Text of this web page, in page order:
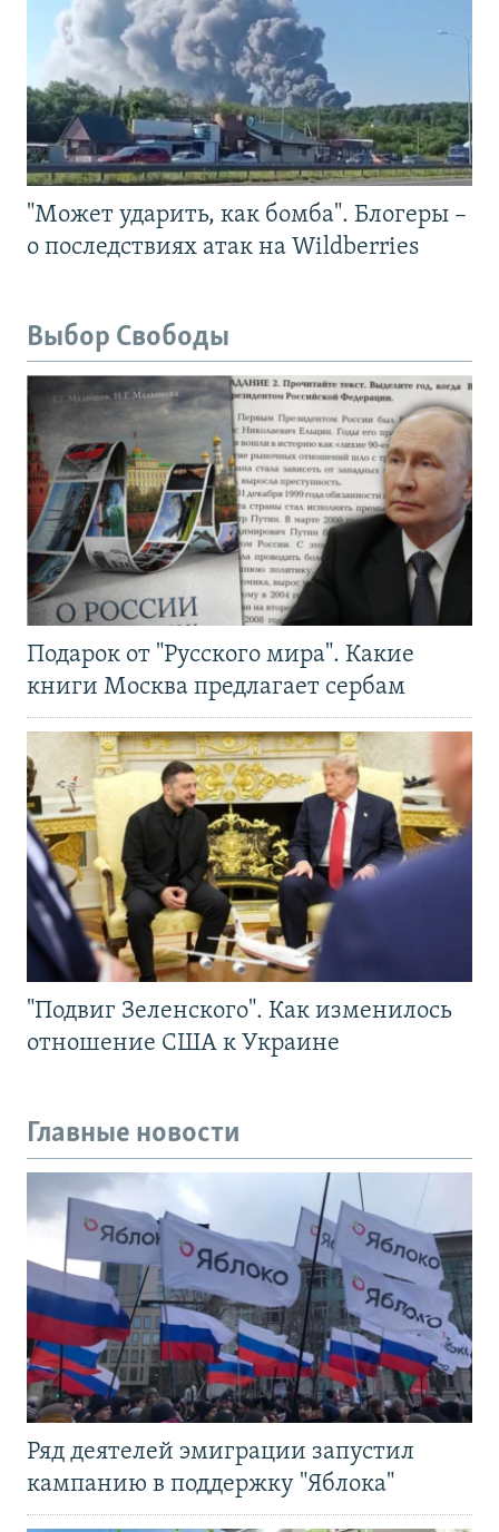
"Может ударить, как бомба". Блогеры –
о последствиях атак на Wildberries
Выбор Свободы
Подарок от "Русского мира". Какие
книги Москва предлагает сербам
"Подвиг Зеленского". Как изменилось
отношение США к Украине
Главные новости
Ряд деятелей эмиграции запустил
кампанию в поддержку "Яблока"